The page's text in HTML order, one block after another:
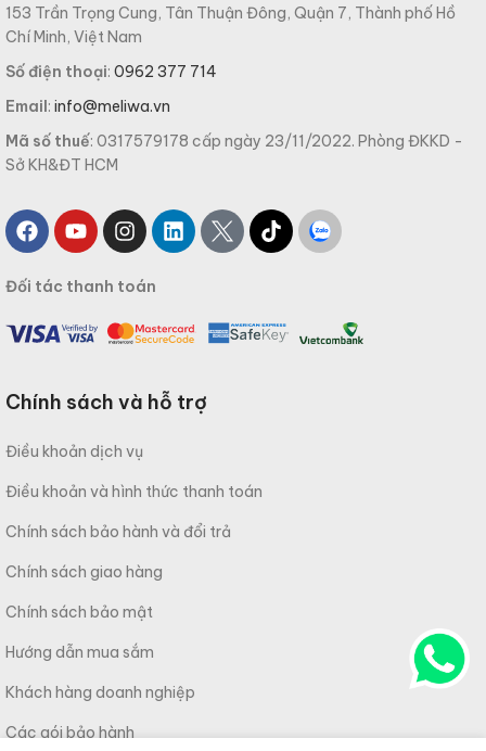
153 Trần Trọng Cung, Tân Thuận Đông, Quận 7, Thành phố Hồ
Chí Minh, Việt Nam
Số điện thoại: 0962 377 714
Email: info@meliwa.vn
Mã số thuế: 0317579178 cấp ngày 23/11/2022. Phòng ĐKKD -
Sở KH&ĐT HCM
Đối tác thanh toán
Chính sách và hỗ trợ
Điều khoản dịch vụ
Điều khoản và hình thức thanh toán
Chính sách bảo hành và đổi trả
Chính sách giao hàng
Chính sách bảo mật
Hướng dẫn mua sắm
Khách hàng doanh nghiệp
Các gói bảo hành